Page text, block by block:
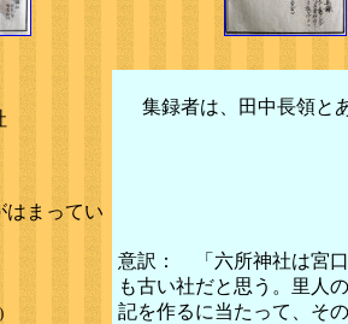
集録者は、田中長領と
まってい
意訳： 「六所神社は宮
も古い社だと思う。里人
記を作るに当たって、そ